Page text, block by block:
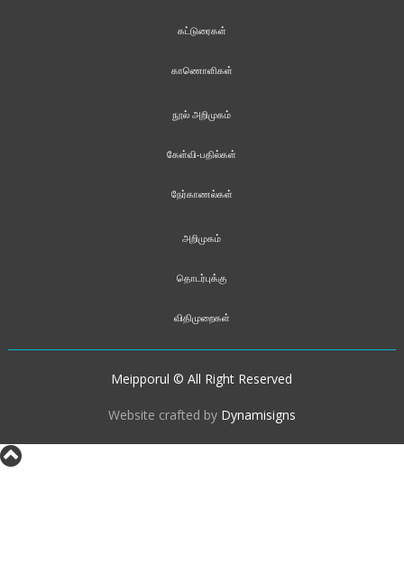
கட்டுரைகள்
காணொளிகள்
நூல் அறிமுகம்
கேள்வி-பதில்கள்
நேர்காணல்கள்
அறிமுகம்
தொடர்புக்கு
விதிமுறைகள்
Meipporul © All Right Reserved
Website crafted by Dynamisigns